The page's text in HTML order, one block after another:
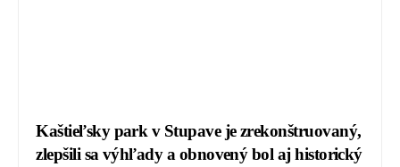
Kaštieľsky park v Stupave je zrekonštruovaný,
zlepšili sa výhľady a obnovený bol aj historický